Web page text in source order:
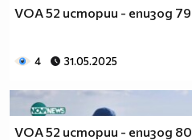
VOA 52 истории - епизод 79
4 31.05.2025
VOA 52 истории - епизод 80